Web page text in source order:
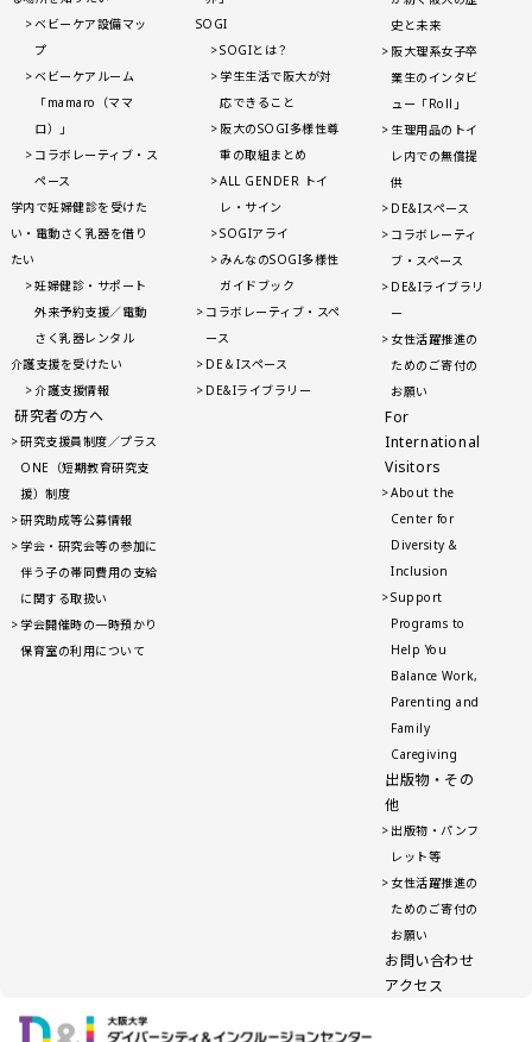
ベビーケア設備マッ
プ
ベビーケアルーム
「mamaro（ママ
ロ）」
コラボレーティブ・ス
ペース
学内で妊婦健診を受けた
い・電動さく乳器を借り
たい
妊婦健診・サポート
外来予約支援／電動
さく乳器レンタル
介護支援を受けたい
介護支援情報
研究者の方へ
研究支援員制度／プラス
ONE（短期教育研究支
援）制度
研究助成等公募情報
学会・研究会等の参加に
伴う子の帯同費用の支給
に関する取扱い
学会開催時の一時預かり
保育室の利用について
SOGI
SOGIとは？
学生生活で阪大が対
応できること
阪大のSOGI多様性尊
重の取組まとめ
ALL GENDER トイ
レ・サイン
SOGIアライ
みんなのSOGI多様性
ガイドブック
コラボレーティブ・スペ
ース
DE＆Iスペース
DE&Iライブラリー
史と未来
阪大理系女子卒
業生のインタビ
ュー「Roll」
生理用品のトイ
レ内での無償提
供
DE&Iスペース
コラボレーティ
ブ・スペース
DE&Iライブラリ
ー
女性活躍推進の
ためのご寄付の
お願い
For
International
Visitors
About the
Center for
Diversity &
Inclusion
Support
Programs to
Help You
Balance Work,
Parenting and
Family
Caregiving
出版物・その
他
出版物・パンフ
レット等
女性活躍推進の
ためのご寄付の
お願い
お問い合わせ
アクセス